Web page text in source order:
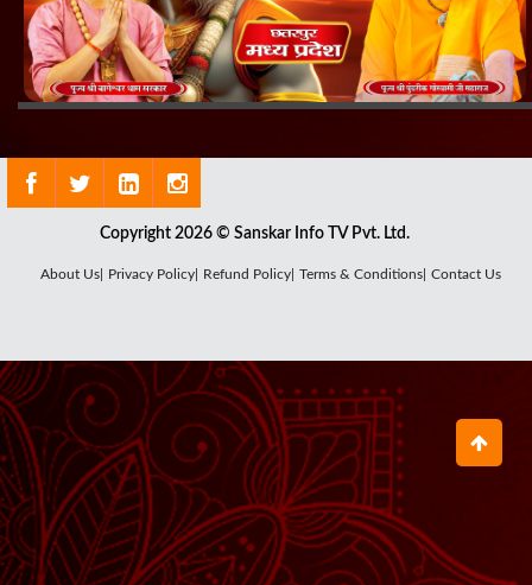
Copyright 2026 © Sanskar Info TV Pvt. Ltd.
About Us| Privacy Policy| Refund Policy| Terms & Conditions| Contact Us